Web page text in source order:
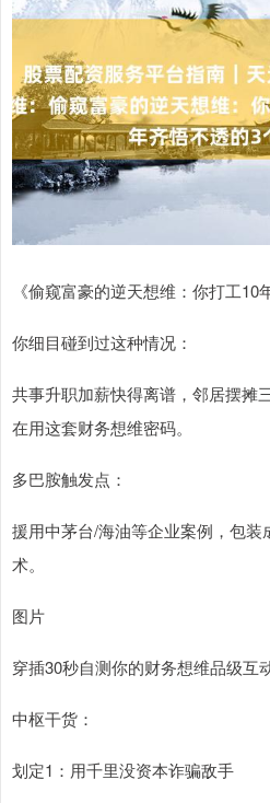
《偷窥富豪的逆天想维：你打工10
你细目碰到过这种情况：
共事升职加薪快得离谱，邻居摆摊
在用这套财务想维密码。
多巴胺触发点：
援用中茅台/海油等企业案例，包
术。
图片
穿插30秒自测你的财务想维品级互
中枢干货：
划定1：用千里没资本诈骗敌手